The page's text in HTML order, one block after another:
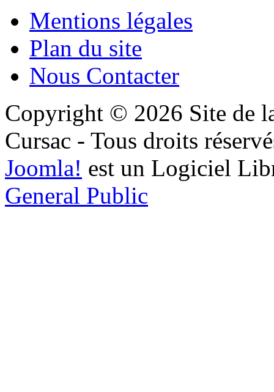
Mentions légales
Plan du site
Nous Contacter
Copyright © 2026 Site de
Cursac - Tous droits
Joomla! est un Logiciel
General Public